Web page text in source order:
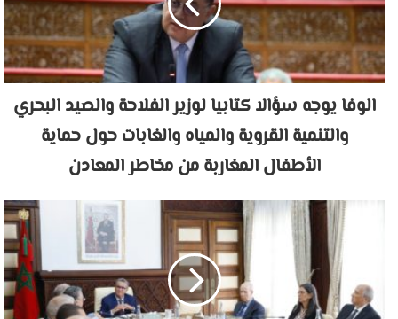
الوفا يوجه سؤالا كتابيا لوزير الفلاحة والصيد البحري
والتنمية القروية والمياه والغابات حول حماية
الأطفال المغاربة من مخاطر المعادن